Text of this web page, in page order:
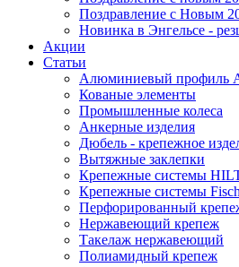
Поздравление с Новым
Новинка в Энгельсе -
Акции
Статьи
Алюминиевый профиль
Кованые элементы
Промышленные колеса
Анкерные изделия
Дюбель - крепежное
Вытяжные заклепки
Крепежные системы
Крепежные системы
Перфорированный
Нержавеющий крепеж
Такелаж нержавеющий
Полиамидный крепеж